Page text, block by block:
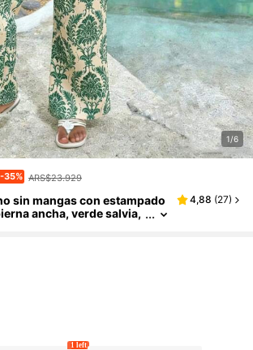
1/6
-35% ARS$23.929
sin mangas con estampado
ancha, verde salvia,
4,88 (27)
1 left